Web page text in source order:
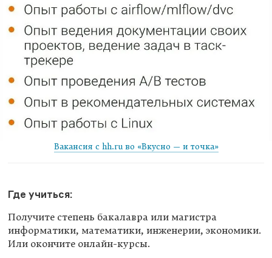
Вакансия с hh.ru во «Вкусно — и точка»
Где учиться:
Получите степень бакалавра или магистра
информатики, математики, инженерии, экономики.
Или окончите онлайн-курсы.